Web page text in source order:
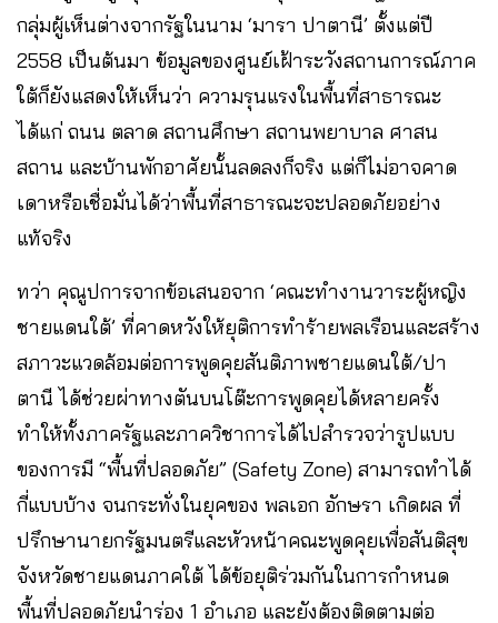
กลุ่มผู้เห็นต่างจากรัฐในนาม ‘มารา ปาตานี’ ตั้งแต่ปี
2558 เป็นต้นมา ข้อมูลของศูนย์เฝ้าระวังสถานการณ์ภาค
ใต้ก็ยังแสดงให้เห็นว่า ความรุนแรงในพื้นที่สาธารณะ
ได้แก่ ถนน ตลาด สถานศึกษา สถานพยาบาล ศาสน
สถาน และบ้านพักอาศัยนั้นลดลงก็จริง แต่ก็ไม่อาจคาด
เดาหรือเชื่อมั่นได้ว่าพื้นที่สาธารณะจะปลอดภัยอย่าง
แท้จริง
ทว่า คุณูปการจากข้อเสนอจาก ‘คณะทำงานวาระผู้หญิง
ชายแดนใต้’ ที่คาดหวังให้ยุติการทำร้ายพลเรือนและสร้าง
สภาวะแวดล้อมต่อการพูดคุยสันติภาพชายแดนใต้/ปา
ตานี ได้ช่วยผ่าทางตันบนโต๊ะการพูดคุยได้หลายครั้ง
ทำให้ทั้งภาครัฐและภาควิชาการได้ไปสำรวจว่ารูปแบบ
ของการมี “พื้นที่ปลอดภัย” (Safety Zone) สามารถทำได้
กี่แบบบ้าง จนกระทั่งในยุคของ พลเอก อักษรา เกิดผล ที่
ปรึกษานายกรัฐมนตรีและหัวหน้าคณะพูดคุยเพื่อสันติสุข
จังหวัดชายแดนภาคใต้ ได้ข้อยุติร่วมกันในการกำหนด
พื้นที่ปลอดภัยนำร่อง 1 อำเภอ และยังต้องติดตามต่อ